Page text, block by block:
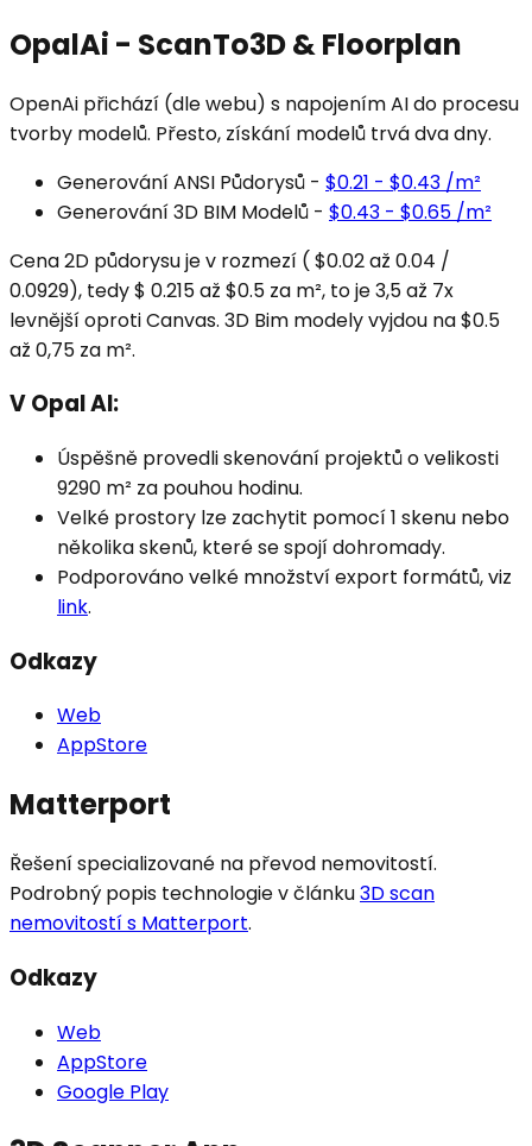
OpalAi - ScanTo3D & Floorplan
OpenAi přichází (dle webu) s napojením AI do procesu
tvorby modelů. Přesto, získání modelů trvá dva dny.
Generování ANSI Půdorysů - $0.21 - $0.43 /m²
Generování 3D BIM Modelů - $0.43 - $0.65 /m²
Cena 2D půdorysu je v rozmezí ( $0.02 až 0.04 /
0.0929), tedy $ 0.215 až $0.5 za m², to je 3,5 až 7x
levnější oproti Canvas. 3D Bim modely vyjdou na $0.5
až 0,75 za m².
V Opal AI:
Úspěšně provedli skenování projektů o velikosti
9290 m² za pouhou hodinu.
Velké prostory lze zachytit pomocí 1 skenu nebo
několika skenů, které se spojí dohromady.
Podporováno velké množství export formátů, viz
link.
Odkazy
Web
AppStore
Matterport
Řešení specializované na převod nemovitostí.
Podrobný popis technologie v článku3D scan
nemovitostí s Matterport.
Odkazy
Web
AppStore
Google Play